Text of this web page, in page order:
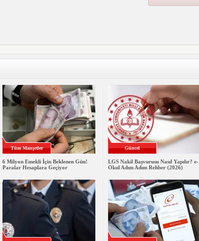
Tüm Manşetler
6 Milyon Emekli İçin Beklenen Gün!
Paralar Hesaplara Geçiyor
Güncel
LGS Nakil Başvurusu Nasıl Yapılır? e-
Okul Adım Adım Rehber (2026)